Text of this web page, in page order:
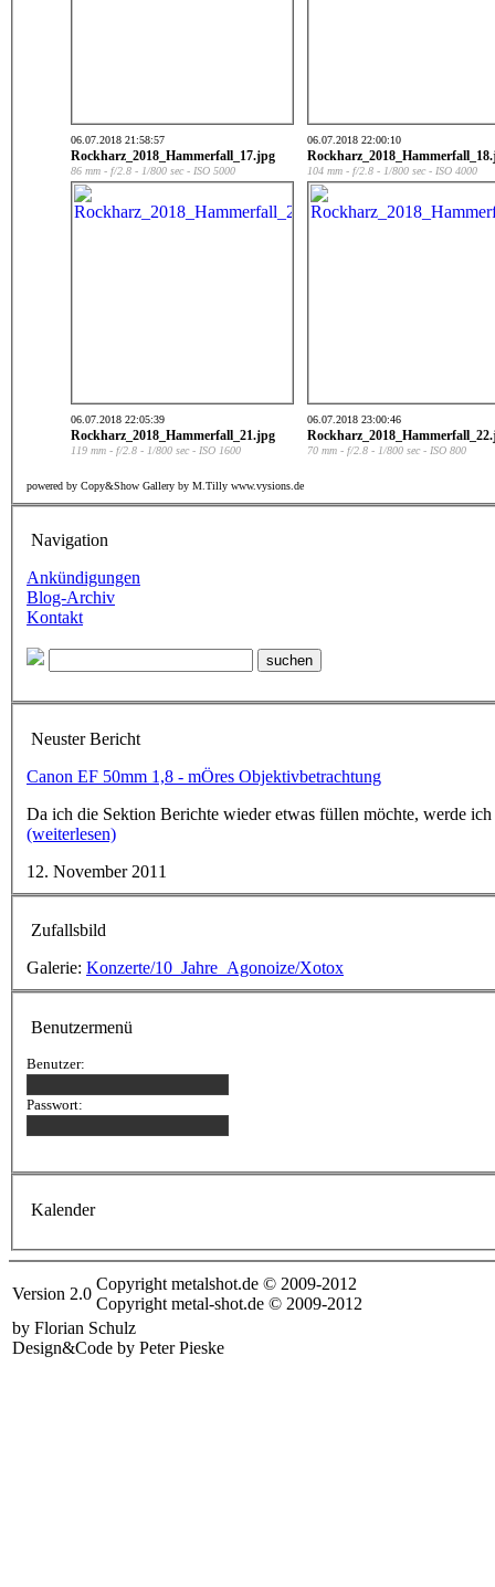
06.07.2018 21:58:57
Rockharz_2018_Hammerfall_17.jpg
86 mm - f/2.8 - 1/800 sec - ISO 5000
06.07.2018 22:00:10
104 mm - f/2.8 - 1/800 sec - ISO 4000
06.07.2018 22:05:39
Rockharz_2018_Hammerfall_21.jpg
119 mm - f/2.8 - 1/800 sec - ISO 1600
06.07.2018 23:00:46
70 mm - f/2.8 - 1/800 sec - ISO 800
powered by Copy&Show Gallery by M.Tilly www.vysions.de
Navigation
Ankündigungen
Blog-Archiv
Kontakt
Neuster Bericht
Canon EF 50mm 1,8 - mÖres Objektivbetrachtung
Da ich die Sektion Berichte wieder etwas füllen möchte, werde
(weiterlesen)
12. November 2011
Zufallsbild
Galerie: Konzerte/10_Jahre_Agonoize/Xotox
Benutzermenü
Benutzer:
Passwort:
Kalender
Version 2.0
Copyright metalshot.de © 2009-2012
Copyright metal-shot.de © 2009-2012
by Florian Schulz
Design&Code by Peter Pieske